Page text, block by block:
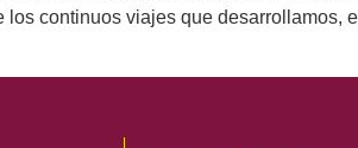
continuos viajes que desarrollamos,